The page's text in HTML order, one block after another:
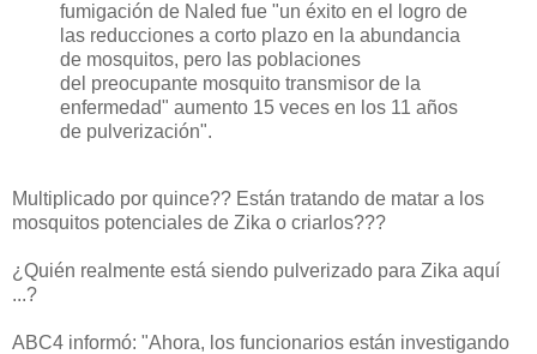
fumigación de Naled fue "un éxito en el logro de
las reducciones a corto plazo en la abundancia
de mosquitos, pero las poblaciones
del preocupante mosquito transmisor de la
enfermedad" aumento 15 veces en los 11 años
de pulverización".
Multiplicado por quince?? Están tratando de matar a los
mosquitos potenciales de Zika o criarlos???
¿Quién realmente está siendo pulverizado para Zika aquí
...?
ABC4 informó: "Ahora, los funcionarios están investigando